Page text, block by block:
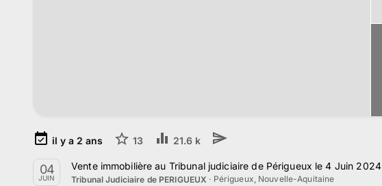
il y a 2 ans 13 21.6 k
04
JUIN
Vente immobilière au Tribunal judiciaire de Périgueux le 4 Juin 2024
Tribunal Judiciaire de PERIGUEUX · Périgueux, Nouvelle-Aquitaine